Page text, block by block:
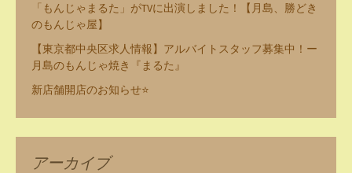
「もんじゃまるた」がTVに出演しました！【月島、勝どき
のもんじゃ屋】
【東京都中央区求人情報】アルバイトスタッフ募集中！ー
月島のもんじゃ焼き『まるた』
新店舗開店のお知らせ⭐
アーカイブ